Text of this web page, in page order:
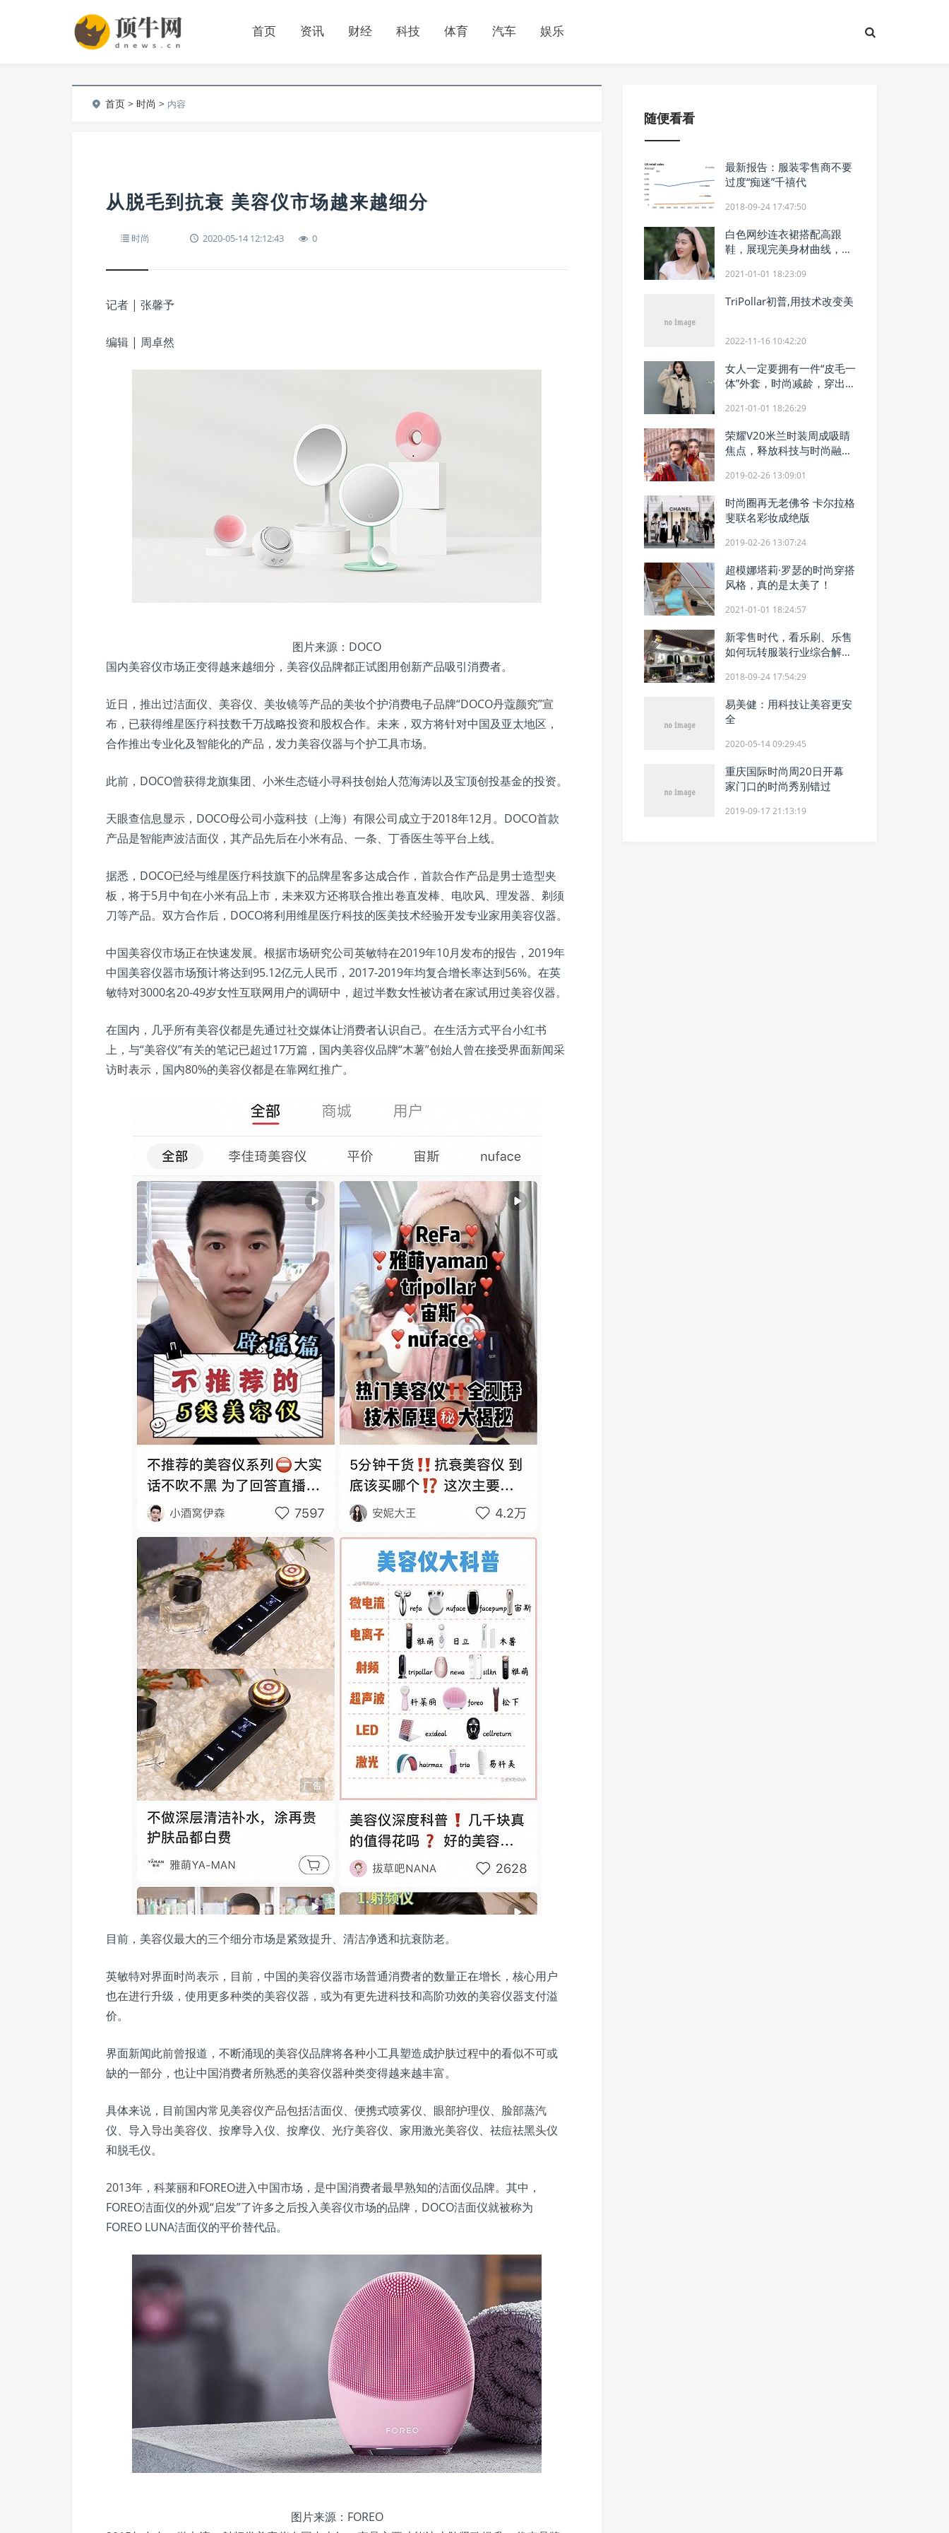
首页 资讯 财经 科技 体育 汽车 娱乐
首页 > 时尚 > 内容
从脱毛到抗衰 美容仪市场越来越细分
时尚 2020-05-14 12:12:43 0
记者 | 张馨予
编辑 | 周卓然
图片来源：DOCO
国内美容仪市场正变得越来越细分，美容仪品牌都正试图用创新产品吸引消费者。
近日，推出过洁面仪、美容仪、美妆镜等产品的美妆个护消费电子品牌“DOCO丹蔻颜究”宣
布，已获得维星医疗科技数千万战略投资和股权合作。未来，双方将针对中国及亚太地区，
合作推出专业化及智能化的产品，发力美容仪器与个护工具市场。
此前，DOCO曾获得龙旗集团、小米生态链小寻科技创始人范海涛以及宝顶创投基金的投资。
天眼查信息显示，DOCO母公司小蔻科技（上海）有限公司成立于2018年12月。DOCO首款
产品是智能声波洁面仪，其产品先后在小米有品、一条、丁香医生等平台上线。
据悉，DOCO已经与维星医疗科技旗下的品牌星客多达成合作，首款合作产品是男士造型夹
板，将于5月中旬在小米有品上市，未来双方还将联合推出卷直发棒、电吹风、理发器、剃须
刀等产品。双方合作后，DOCO将利用维星医疗科技的医美技术经验开发专业家用美容仪器。
中国美容仪市场正在快速发展。根据市场研究公司英敏特在2019年10月发布的报告，2019年
中国美容仪器市场预计将达到95.12亿元人民币，2017-2019年均复合增长率达到56%。在英
敏特对3000名20-49岁女性互联网用户的调研中，超过半数女性被访者在家试用过美容仪器。
在国内，几乎所有美容仪都是先通过社交媒体让消费者认识自己。在生活方式平台小红书
上，与“美容仪”有关的笔记已超过17万篇，国内美容仪品牌“木薯”创始人曾在接受界面新闻采
访时表示，国内80%的美容仪都是在靠网红推广。
目前，美容仪最大的三个细分市场是紧致提升、清洁净透和抗衰防老。
英敏特对界面时尚表示，目前，中国的美容仪器市场普通消费者的数量正在增长，核心用户
也在进行升级，使用更多种类的美容仪器，或为有更先进科技和高阶功效的美容仪器支付溢
价。
界面新闻此前曾报道，不断涌现的美容仪品牌将各种小工具塑造成护肤过程中的看似不可或
缺的一部分，也让中国消费者所熟悉的美容仪器种类变得越来越丰富。
具体来说，目前国内常见美容仪产品包括洁面仪、便携式喷雾仪、眼部护理仪、脸部蒸汽
仪、导入导出美容仪、按摩导入仪、按摩仪、光疗美容仪、家用激光美容仪、祛痘祛黑头仪
和脱毛仪。
2013年，科莱丽和FOREO进入中国市场，是中国消费者最早熟知的洁面仪品牌。其中，
FOREO洁面仪的外观“启发”了许多之后投入美容仪市场的品牌，DOCO洁面仪就被称为
FOREO LUNA洁面仪的平价替代品。
图片来源：FOREO
随便看看
最新报告：服装零售商不要
过度“痴迷”千禧代
2018-09-24 17:47:50
白色网纱连衣裙搭配高跟
鞋，展现完美身材曲线，轻
2021-01-01 18:23:09
TriPollar初普,用技术改变美
2022-11-16 10:42:20
女人一定要拥有一件“皮毛一
体”外套，时尚减龄，穿出高
2021-01-01 18:26:29
荣耀V20米兰时装周成吸睛
焦点，释放科技与时尚融合
2019-02-26 13:09:01
时尚圈再无老佛爷 卡尔拉格
斐联名彩妆成绝版
2019-02-26 13:07:24
超模娜塔莉·罗瑟的时尚穿搭
风格，真的是太美了！
2021-01-01 18:24:57
新零售时代，看乐刷、乐售
如何玩转服装行业综合解决
2018-09-24 17:54:29
易美健：用科技让美容更安
全
2020-05-14 09:29:45
重庆国际时尚周20日开幕
家门口的时尚秀别错过
2019-09-17 21:13:19